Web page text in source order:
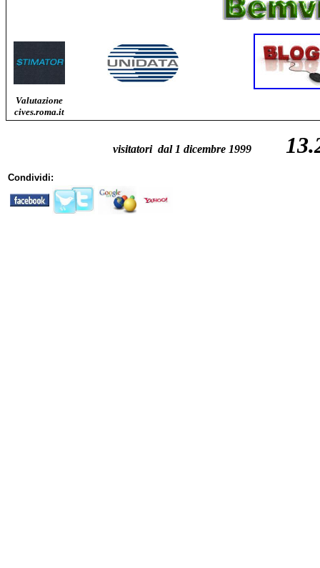
Valutazione
cives.roma.it
visitatori dal 1 dicembre 1999
Condividi: